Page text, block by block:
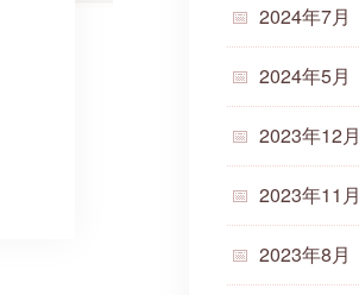
2024年7月
2024年5月
2023年12月
2023年11月
2023年8月